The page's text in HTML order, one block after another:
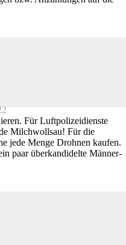
Für Luftpolizeidienste
Milchwollsau! Für die
jede Menge Drohnen kaufen.
paar überkandidelte Männer-